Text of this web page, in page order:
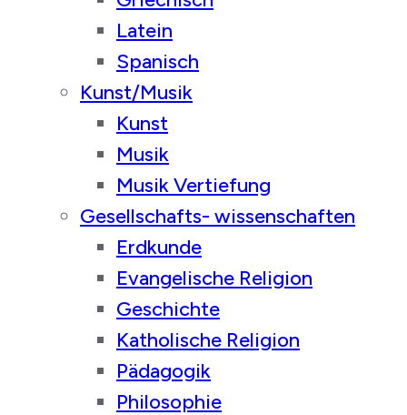
Latein
Spanisch
Kunst/Musik
Kunst
Musik
Musik Vertiefung
Gesellschafts- wissenschaften
Erdkunde
Evangelische Religion
Geschichte
Katholische Religion
Pädagogik
Philosophie